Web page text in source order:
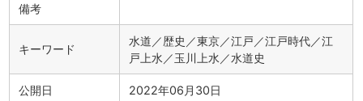
備考
キーワード
水道／歴史／東京／江戸／江戸時代／江
戸上水／玉川上水／水道史
公開日 2022年06月30日